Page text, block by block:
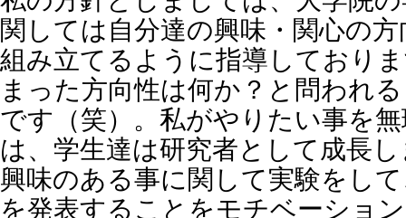
関しては自分達の興味・関心の
組み立てるように指導しており
まった方向性は何か？と問われ
です（笑）。私がやりたい事を
は、学生達は研究者として成長
興味のある事に関して実験をし
を発表することをモチベーショ